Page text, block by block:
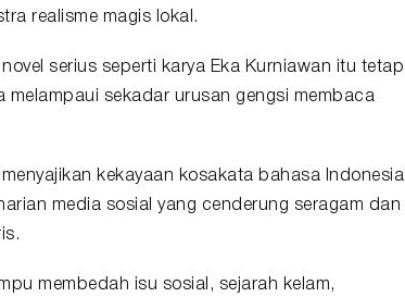
realisme magis lokal.
serius seperti karya Eka Kurniawan itu tetap
sekadar urusan gengsi membaca
kekayaan kosakata bahasa Indonesia
media sosial yang cenderung seragam dan
membedah isu sosial, sejarah kelam,